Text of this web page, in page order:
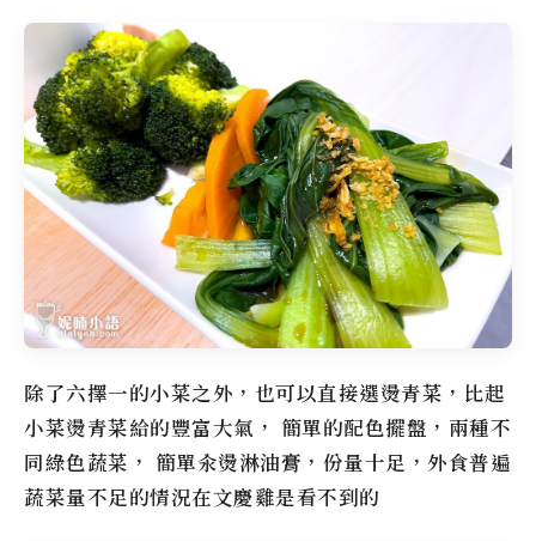
除了六擇一的小菜之外，也可以直接選燙青菜，比起
小菜燙青菜給的豐富大氣， 簡單的配色擺盤，兩種不
同綠色蔬菜， 簡單汆燙淋油膏，份量十足，外食普遍
蔬菜量不足的情況在文慶雞是看不到的